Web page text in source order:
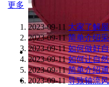
更多
2023-09-11 大家了解
2023-09-11 简单介绍
2023-09-11 如何做好
2023-09-11 如何让自
2023-09-11 简单介绍
2023-09-11 导致轴流